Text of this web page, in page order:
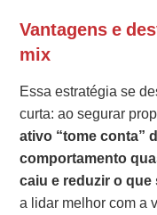
Vantagens e
mix
Essa estratégia se
curta: ao segurar
ativo “tome conta”
comportamento
caiu e reduzir o que
a lidar melhor com a